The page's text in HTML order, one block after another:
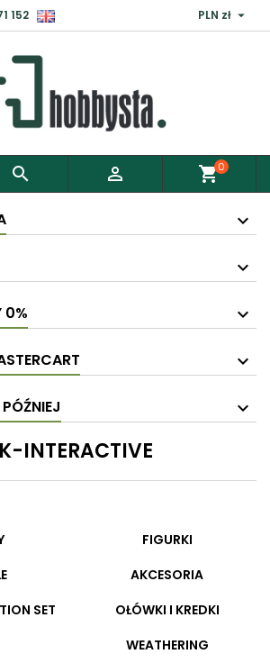
152 PLN zł 
  shopping_cart0
0%
INTERACTIVE
FIGURKI
AKCESORIA
SET
OŁÓWKI I KREDKI
WEATHERING
×
do Schowka, musisz się
Zaloguj